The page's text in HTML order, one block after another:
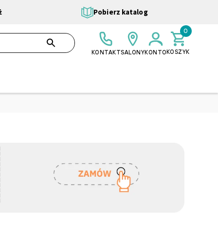
Pobierz katalog
SZUKAJ
KONTAKTSALONYKONTOKOSZYK
0,00 ZŁ
0